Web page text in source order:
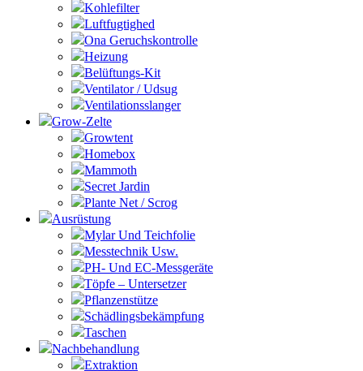
Kohlefilter
Luftfugtighed
Ona Geruchskontrolle
Heizung
Belüftungs-Kit
Ventilator / Udsug
Ventilationsslanger
Grow-Zelte
Growtent
Homebox
Mammoth
Secret Jardin
Plante Net / Scrog
Ausrüstung
Mylar Und Teichfolie
Messtechnik Usw.
PH- Und EC-Messgeräte
Töpfe – Untersetzer
Pflanzenstütze
Schädlingsbekämpfung
Taschen
Nachbehandlung
Extraktion